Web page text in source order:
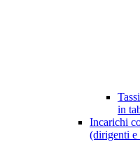
in
Incarichi
(dirigenti